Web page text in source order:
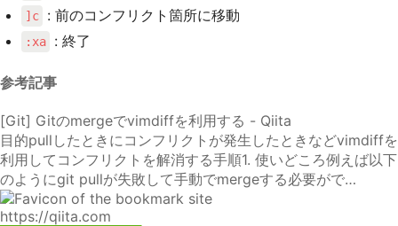
]c : 前のコンフリクト箇所に移動
:xa : 終了
参考記事
[Git] Gitのmergeでvimdiffを利用する - Qiita
目的pullしたときにコンフリクトが発生したときなどvimdiffを
利用してコンフリクトを解消する手順1. 使いどころ例えば以下
のようにgit pullが失敗して手動でmergeする必要がで…
https://qiita.com